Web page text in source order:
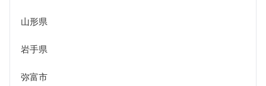
山形県
岩手県
弥富市